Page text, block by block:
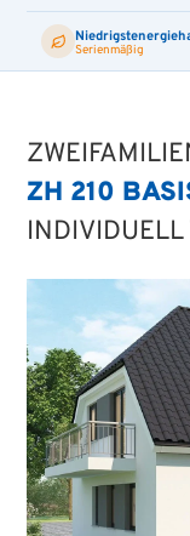
Serienmäßig
ZH 210